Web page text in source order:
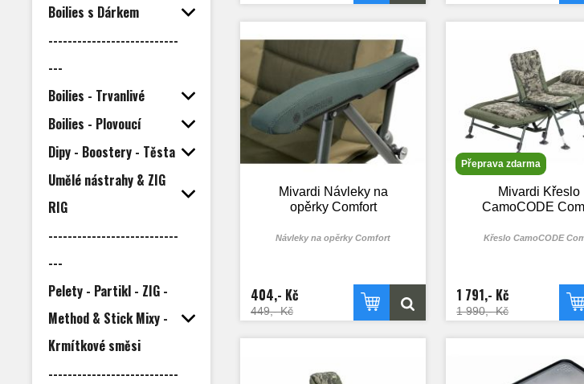
Boilies s Dárkem
---------------------------
---
Boilies - Trvanlivé
Boilies - Plovoucí
Dipy - Boostery - Těsta
Umělé nástrahy & ZIG
RIG
---------------------------
---
Pelety - Partikl - ZIG -
Method & Stick Mixy -
Krmítkové směsi
---------------------------
přední teleskopické nohy i kvalitní výkyvné
velkým úložným prostorem pod sedákem.
Zde můžete uložit boční plata, držáky a
další příslušenství. Nohy sedačky během
transportu vsunete do připravených úchytů
v zaoblené přední části sedáku. Opěradlo
při přenášení sedačky jednoduše sklopíte
a zajistíte ve sklopené poloze pomocí
připravené spony. Součástí sedačky je i
nastavitelný popruh pro nošení přes
rameno.
Klíčovým prvkem tohoto křesla
fleece materiálem. Ta je
polštář se silným a měkkým
klasického typu.
Mivardi Návleky na
opěrky Comfort
Návleky na opěrky Comfort
404,- Kč
449,- Kč
Přeprava zdarma
Mivardi Křeslo
CamoCODE
Křeslo CamoCODE
1 791,- Kč
1 990,- Kč